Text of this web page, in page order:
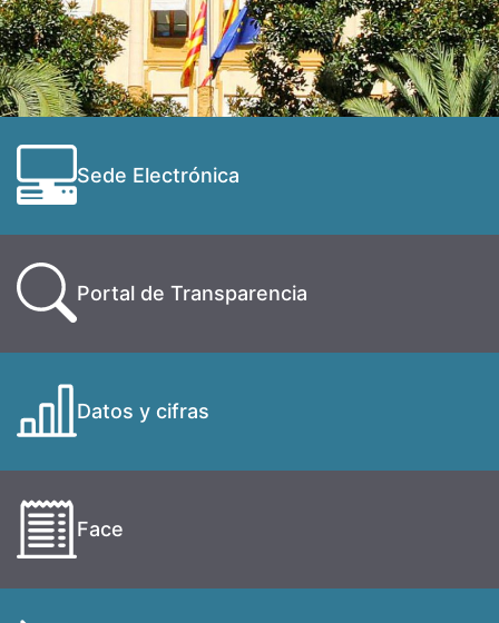
Sede Electrónica
Portal de Transparencia
Datos y cifras
Face